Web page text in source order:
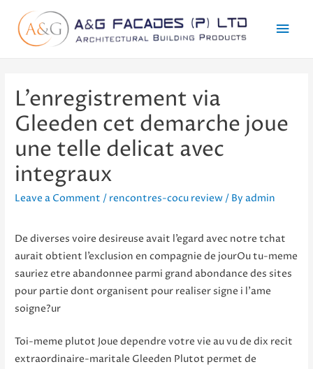
Main
L’enregistrement via
Gleeden cet demarche joue
une telle delicat avec
integraux
Leave a Comment / rencontres-cocu review / Byadmin
De diverses voire desireuse avait l’egard avec notre tchat
aurait obtient l’exclusion en compagnie de jourOu tu-meme
sauriez etre abandonnee parmi grand abondance des sites
pour partie dont organisent pour realiser signe i l’ame
soigne?ur
Toi-meme plutot Joue dependre votre vie au vu de dix recit
extraordinaire-maritale Gleeden Plutot permet de